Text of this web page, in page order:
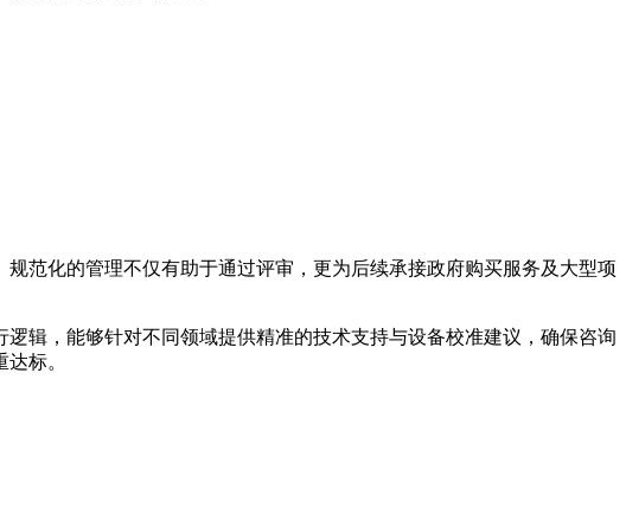
范化的管理不仅有助于通过评审，更为后续承接政府购买服务及大型项
辑，能够针对不同领域提供精准的技术支持与设备校准建议，确保咨询
标。